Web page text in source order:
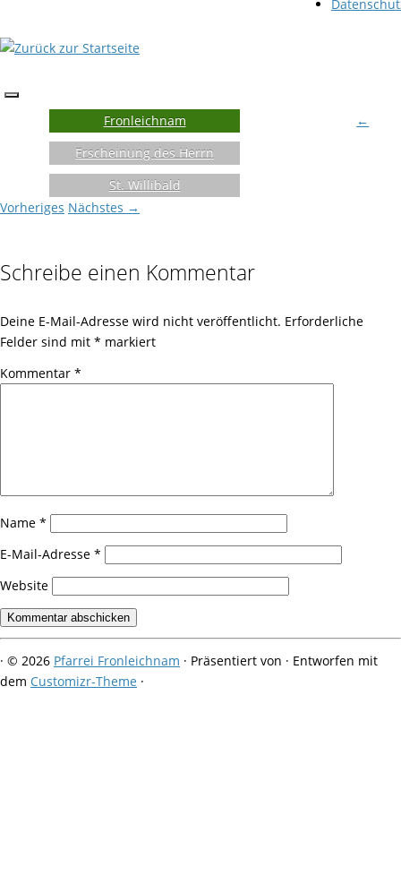
Fronleichnam
Erscheinung des Herrn
St. Willibald
←
Vorheriges Nächstes →
Schreibe einen Kommentar
Deine E-Mail-Adresse wird nicht veröffentlicht. Erforderliche
Felder sind mit * markiert
Kommentar *
Name *
E-Mail-Adresse *
Website
· © 2026 Pfarrei Fronleichnam · Präsentiert von · Entworfen mit
dem Customizr-Theme ·